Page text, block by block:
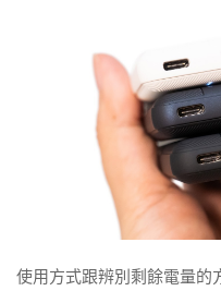
使用方式跟辨別剩餘電量的